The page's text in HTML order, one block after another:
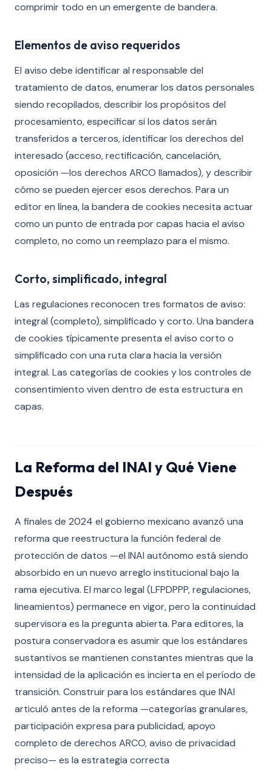
comprimir todo en un emergente de bandera.
Elementos de aviso requeridos
El aviso debe identificar al responsable del
tratamiento de datos, enumerar los datos personales
siendo recopilados, describir los propósitos del
procesamiento, especificar si los datos serán
transferidos a terceros, identificar los derechos del
interesado (acceso, rectificación, cancelación,
oposición —los derechos ARCO llamados), y describir
cómo se pueden ejercer esos derechos. Para un
editor en línea, la bandera de cookies necesita actuar
como un punto de entrada por capas hacia el aviso
completo, no como un reemplazo para el mismo.
Corto, simplificado, integral
Las regulaciones reconocen tres formatos de aviso:
integral (completo), simplificado y corto. Una bandera
de cookies típicamente presenta el aviso corto o
simplificado con una ruta clara hacia la versión
integral. Las categorías de cookies y los controles de
consentimiento viven dentro de esta estructura en
capas.
La Reforma del INAI y Qué Viene
Después
A finales de 2024 el gobierno mexicano avanzó una
reforma que reestructura la función federal de
protección de datos —el INAI autónomo está siendo
absorbido en un nuevo arreglo institucional bajo la
rama ejecutiva. El marco legal (LFPDPPP, regulaciones,
lineamientos) permanece en vigor, pero la continuidad
supervisora es la pregunta abierta. Para editores, la
postura conservadora es asumir que los estándares
sustantivos se mantienen constantes mientras que la
intensidad de la aplicación es incierta en el período de
transición. Construir para los estándares que INAI
articuló antes de la reforma —categorías granulares,
participación expresa para publicidad, apoyo
completo de derechos ARCO, aviso de privacidad
preciso— es la estrategia correcta